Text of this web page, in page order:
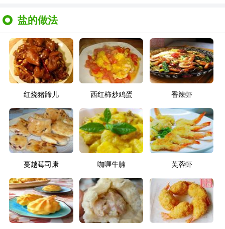
盐的做法
红烧猪蹄儿 西红柿炒鸡蛋 香辣虾
蔓越莓司康 咖喱牛腩 芙蓉虾